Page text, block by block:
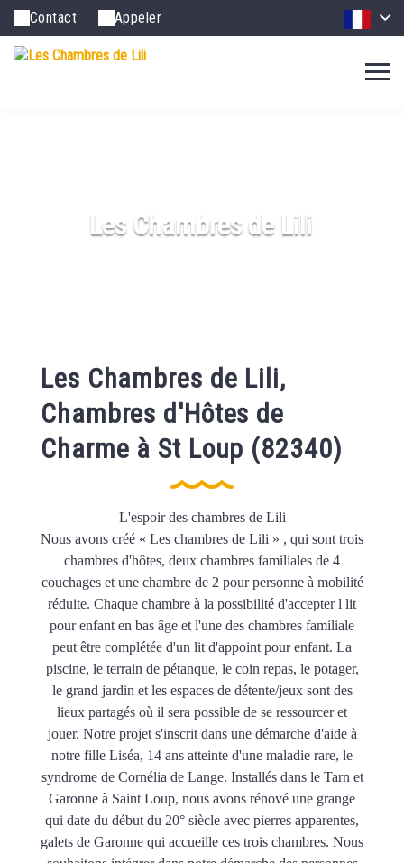
Contact Appeler
Les Chambres de Lili
Les Chambres de Lili,
Chambres d'Hôtes de
Charme à St Loup (82340)
L'espoir des chambres de Lili
Nous avons créé « Les chambres de Lili » , qui sont trois
chambres d'hôtes, deux chambres familiales de 4
couchages et une chambre de 2 pour personne à mobilité
réduite. Chaque chambre à la possibilité d'accepter l lit
pour enfant en bas âge et l'une des chambres familiale
peut être complétée d'un lit d'appoint pour enfant. La
piscine, le terrain de pétanque, le coin repas, le potager,
le grand jardin et les espaces de détente/jeux sont des
lieux partagés où il sera possible de se ressourcer et
jouer. Notre projet s'inscrit dans une démarche d'aide à
notre fille Liséa, 14 ans atteinte d'une maladie rare, le
syndrome de Cornélia de Lange. Installés dans le Tarn et
Garonne à Saint Loup, nous avons rénové une grange
qui date du début du 20° siècle avec pierres apparentes,
galets de Garonne qui accueille ces trois chambres. Nous